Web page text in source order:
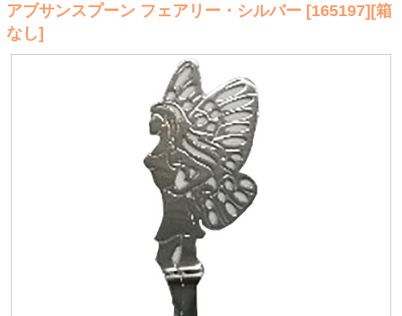
アブサンスプーン フェアリー・シルバー [165197][箱
なし]